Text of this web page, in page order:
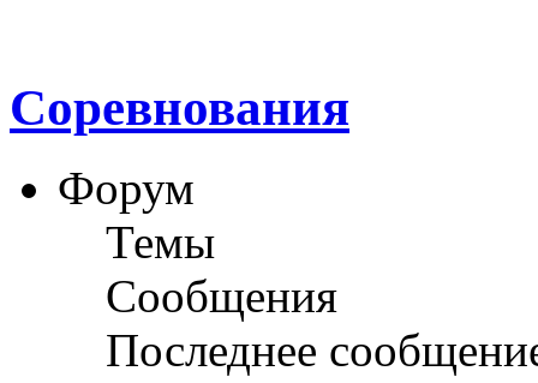
Соревнования
Форум
Темы
Сообщения
Последнее